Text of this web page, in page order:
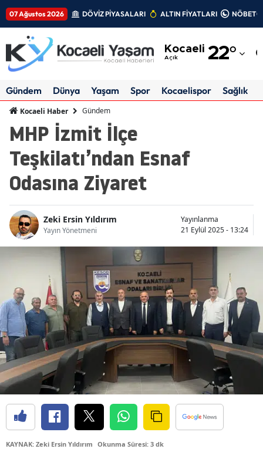
07 Ağustos 2026 DÖVİZ PİYASALARI ALTIN FİYATLARI
Kocaeli
Açık 22°
Adıyaman
Ankara
Artvin
Aydın
Bilecik
Bingöl
Bolu
Bursa
Çanakkale
Gündem Dünya Yaşam Spor Kocaelispor Sağlık
Kocaeli Haber Gündem
MHP İzmit İlçe
Teşkilatı’ndan Esnaf
Odasına Ziyaret
Zeki Ersin Yıldırım
Yayın Yönetmeni
Yayınlanma
21 Eylül 2025 - 13:24
KAYNAK: Zeki Ersin Yıldırım Okunma Süresi: 3 dk